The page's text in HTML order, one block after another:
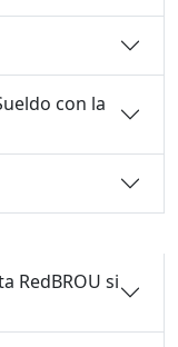
con la
RedBROU si